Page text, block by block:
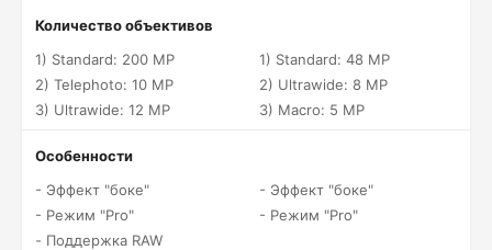
Количество объективов
1) Standard: 200 MP
2) Telephoto: 10 MP
3) Ultrawide: 12 MP
1) Standard: 48 MP
2) Ultrawide: 8 MP
3) Macro: 5 MP
Особенности
- Эффект "боке"
- Режим "Pro"
- Поддержка RAW
- Эффект "боке"
- Режим "Pro"